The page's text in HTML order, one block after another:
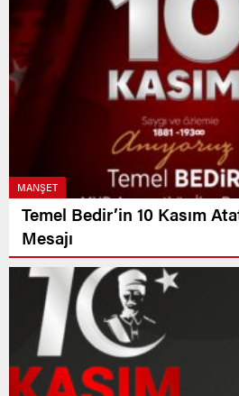
MANŞET
Temel Bedir’in 10 Kasım
Mesajı